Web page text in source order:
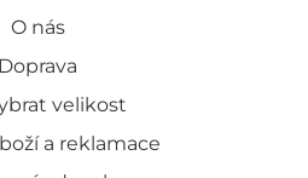
O nás
Doprava
velikost
a reklamace